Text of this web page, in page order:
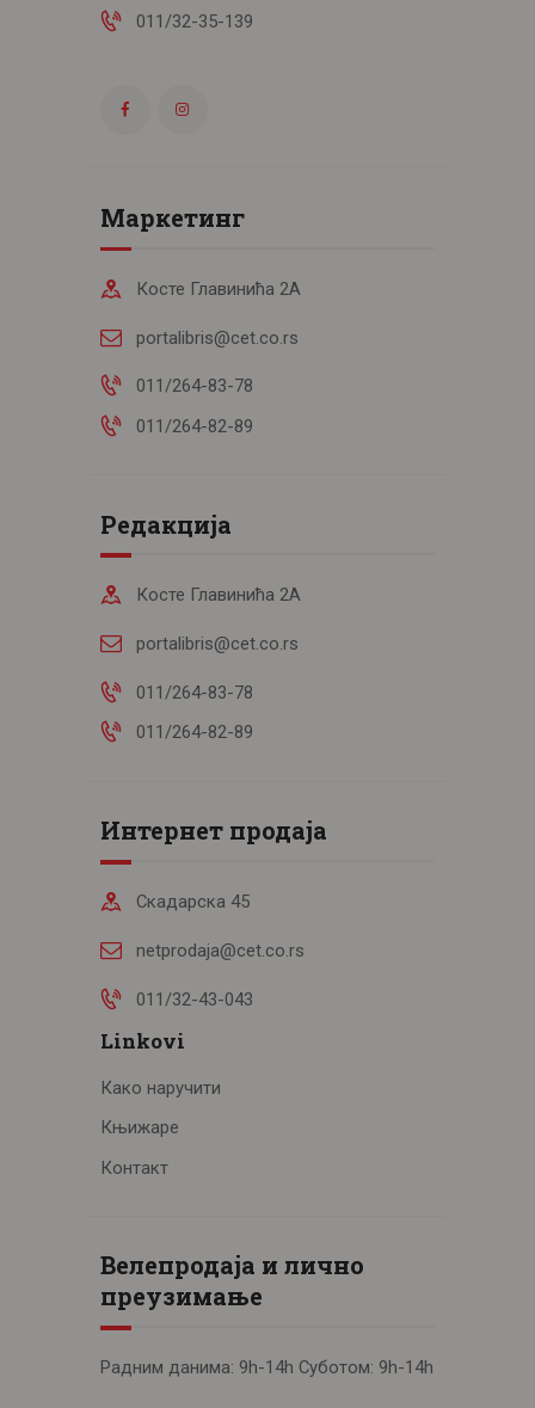
011/32-35-139
Маркетинг
Косте Главинића 2А
portalibris@cet.co.rs
011/264-83-78
011/264-82-89
Редакција
Косте Главинића 2А
portalibris@cet.co.rs
011/264-83-78
011/264-82-89
Интернет продаја
Скадарска 45
netprodaja@cet.co.rs
011/32-43-043
Linkovi
Како наручити
Књижаре
Контакт
Велепродаја и лично
преузимање
Радним данима: 9h-14h Суботом: 9h-14h